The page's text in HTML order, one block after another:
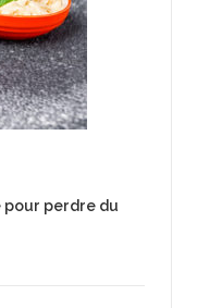
pour perdre du